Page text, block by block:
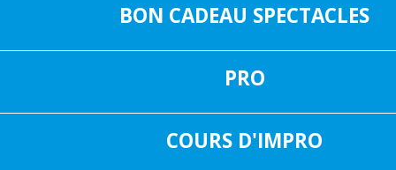
BON CADEAU SPECTACLES
PRO
COURS D'IMPRO
LES SPECTACLES